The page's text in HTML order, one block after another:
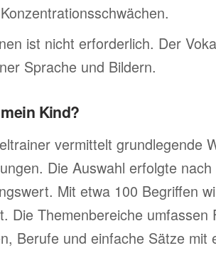
ist nicht erforderlich. Der
Sprache und Bildern.
Kind?
vermittelt grundlegende
Die Auswahl erfolgte
Mit etwa 100 Begriffen
Die Themenbereiche umfassen
Berufe und einfache Sätze mit